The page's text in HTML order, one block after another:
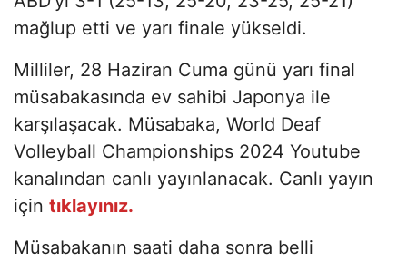
mağlup etti ve yarı finale yükseldi.
Milliler, 28 Haziran Cuma günü yarı final
müsabakasında ev sahibi Japonya ile
karşılaşacak. Müsabaka, World Deaf
Volleyball Championships 2024 Youtube
kanalından canlı yayınlanacak. Canlı yayın
için tıklayınız.
Müsabakanın saati daha sonra belli